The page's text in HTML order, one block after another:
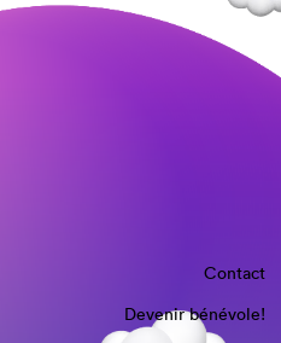
Contact
Devenir bénévole!